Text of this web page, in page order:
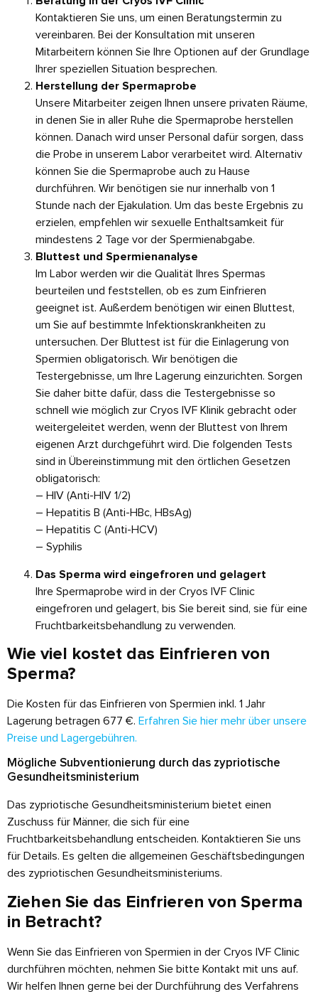
Kontaktieren Sie uns, um einen Beratungstermin zu
vereinbaren. Bei der Konsultation mit unseren
Mitarbeitern können Sie Ihre Optionen auf der Grundlage
Ihrer speziellen Situation besprechen.
Herstellung der Spermaprobe
Unsere Mitarbeiter zeigen Ihnen unsere privaten Räume,
in denen Sie in aller Ruhe die Spermaprobe herstellen
können. Danach wird unser Personal dafür sorgen, dass
die Probe in unserem Labor verarbeitet wird. Alternativ
können Sie die Spermaprobe auch zu Hause
durchführen. Wir benötigen sie nur innerhalb von 1
Stunde nach der Ejakulation. Um das beste Ergebnis zu
erzielen, empfehlen wir sexuelle Enthaltsamkeit für
mindestens 2 Tage vor der Spermienabgabe.
Bluttest und Spermienanalyse
Im Labor werden wir die Qualität Ihres Spermas
beurteilen und feststellen, ob es zum Einfrieren
geeignet ist. Außerdem benötigen wir einen Bluttest,
um Sie auf bestimmte Infektionskrankheiten zu
untersuchen. Der Bluttest ist für die Einlagerung von
Spermien obligatorisch. Wir benötigen die
Testergebnisse, um Ihre Lagerung einzurichten. Sorgen
Sie daher bitte dafür, dass die Testergebnisse so
schnell wie möglich zur Cryos IVF Klinik gebracht oder
weitergeleitet werden, wenn der Bluttest von Ihrem
eigenen Arzt durchgeführt wird. Die folgenden Tests
sind in Übereinstimmung mit den örtlichen Gesetzen
obligatorisch:
– HIV (Anti-HIV 1/2)
– Hepatitis B (Anti-HBc, HBsAg)
– Hepatitis C (Anti-HCV)
– Syphilis
Das Sperma wird eingefroren und gelagert
Ihre Spermaprobe wird in der Cryos IVF Clinic
eingefroren und gelagert, bis Sie bereit sind, sie für eine
Fruchtbarkeitsbehandlung zu verwenden.
Wie viel kostet das Einfrieren von
Sperma?
Die Kosten für das Einfrieren von Spermien inkl. 1 Jahr
Lagerung betragen 677 €. Erfahren Sie hier mehr über unsere
Preise und Lagergebühren.
Mögliche Subventionierung durch das zypriotische
Gesundheitsministerium
Das zypriotische Gesundheitsministerium bietet einen
Zuschuss für Männer, die sich für eine
Fruchtbarkeitsbehandlung entscheiden. Kontaktieren Sie uns
für Details. Es gelten die allgemeinen Geschäftsbedingungen
des zypriotischen Gesundheitsministeriums.
Ziehen Sie das Einfrieren von Sperma
in Betracht?
Wenn Sie das Einfrieren von Spermien in der Cryos IVF Clinic
durchführen möchten, nehmen Sie bitte Kontakt mit uns auf.
Wir helfen Ihnen gerne bei der Durchführung des Verfahrens